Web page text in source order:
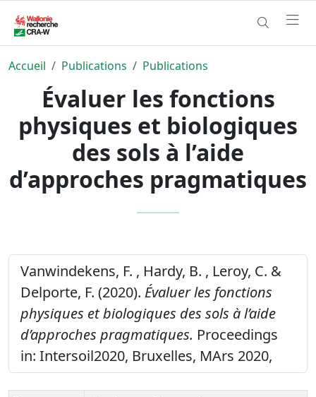
Accueil Publications Publications
Évaluer les fonctions
physiques et biologiques
des sols à l’aide
d’approches pragmatiques
Vanwindekens, F. , Hardy, B. , Leroy, C. &
Delporte, F. (2020). Évaluer les fonctions
physiques et biologiques des sols à l’aide
d’approches pragmatiques. Proceedings
in: Intersoil2020, Bruxelles, MArs 2020,